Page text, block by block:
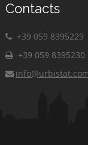
Contacts
+39 059 8395229
+39 059 8395230